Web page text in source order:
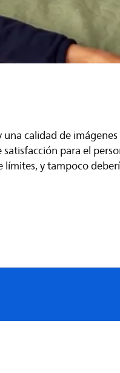
calidad de
para el
y tampoco